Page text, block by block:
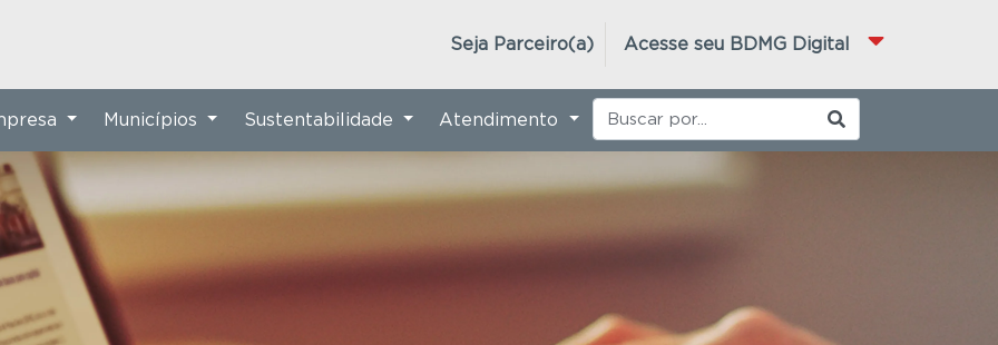
Acesse seu BDMG Digital
Seja Parceiro(a)
Municípios Sustentabilidade Atendimento